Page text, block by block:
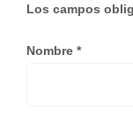
Los campos
Nombre *